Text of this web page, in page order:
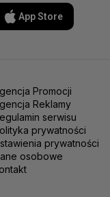
App Store
Promocji
Reklamy
serwisu
prywatności
prywatności
osobowe